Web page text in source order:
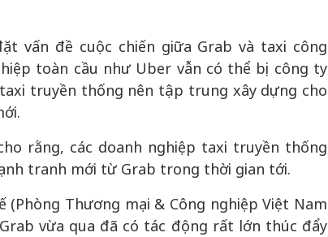
vấn đề cuộc chiến giữa Grab và taxi công
toàn cầu như Uber vẫn có thể bị công ty
truyền thống nên tập trung xây dựng cho
rằng, các doanh nghiệp taxi truyền thống
tranh mới từ Grab trong thời gian tới.
Thương mại & Công nghiệp Việt Nam
vừa qua đã có tác động rất lớn thúc đẩy